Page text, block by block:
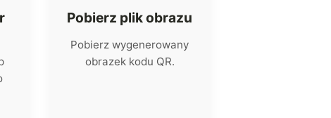
Pobierz plik obrazu
Pobierz wygenerowany
obrazek kodu QR.